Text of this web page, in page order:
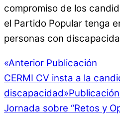
compromiso de los
el Partido Popular tenga
personas con
«Anterior Publicación
CERMI CV insta a la
discapacidad»
Jornada sobre “Retos y